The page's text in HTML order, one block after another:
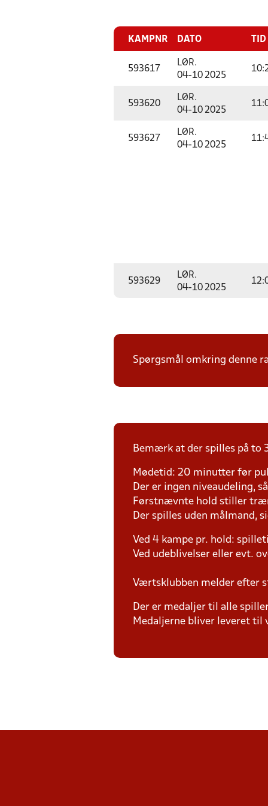
KAMPNR DATO TID
593617
LØR.
04-10 2025
593620
LØR.
04-10 2025
593627
LØR.
04-10 2025
593629
LØR.
04-10 2025
Spørgsmål omkring denne
Bemærk at der spilles på to
Mødetid: 20 minutter før
Der er ingen niveaudeling,
Førstnævnte hold stiller
Der spilles uden målmand,
Ved 4 kampe pr. hold:
Ved udeblivelser eller evt.
Værtsklubben melder efter
Der er medaljer til alle
Medaljerne bliver leveret